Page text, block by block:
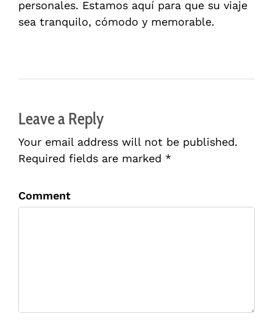
personales. Estamos aquí para que su viaje
sea tranquilo, cómodo y memorable.
Leave a Reply
Your email address will not be published.
Required fields are marked *
Comment